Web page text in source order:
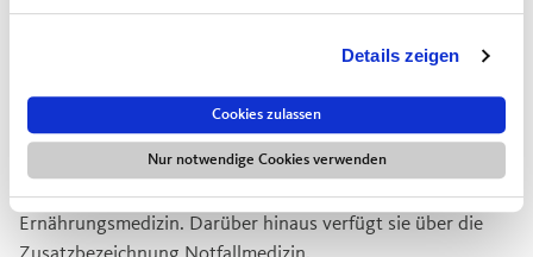
Details zeigen
Cookies zulassen
Nur notwendige Cookies verwenden
Wir freuen uns, dass wir zum 1. September 2024 Frau Dr.
med. Veronika Ziegler als Oberärztin für das Team der
Fachabteilung Gastroenterologie der Augustinum Klinik
München gewinnen konnten. Frau Dr. Ziegler ist Internistin
und Gastroenterologin mit Schwerpunkt
Ernährungsmedizin. Darüber hinaus verfügt sie über die
Zusatzbezeichnung Notfallmedizin.